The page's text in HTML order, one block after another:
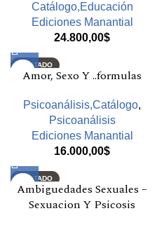
Catálogo,Educación
Ediciones Manantial
24.800,00$
AGOTADO
Amor, Sexo Y ..formulas
Psicoanálisis,Catálogo,
Psicoanálisis
Ediciones Manantial
16.000,00$
AGOTADO
Ambiguedades Sexuales –
Sexuacion Y Psicosis